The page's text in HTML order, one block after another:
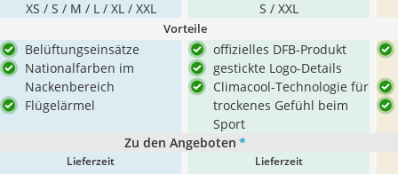
XS / S / M / L / XL / XXL S / XXL
Vorteile
Belüftungseinsätze
Nationalfarben im
Nackenbereich
Flügelärmel
offizielles DFB-Produkt
gestickte Logo-Details
Climacool-Technologie für
trockenes Gefühl beim
Sport
Zu den Angeboten *
Lieferzeit Lieferzeit